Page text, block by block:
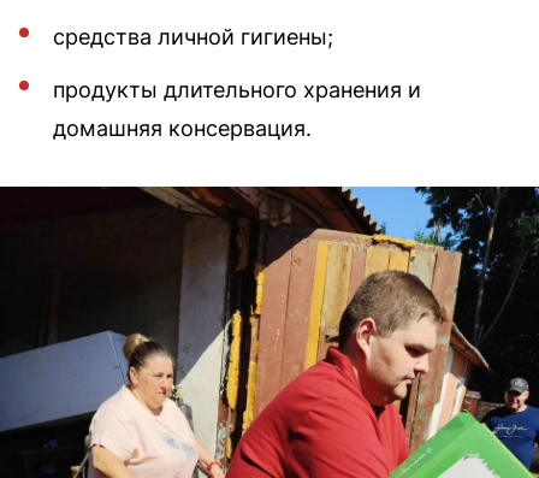
средства личной гигиены;
продукты длительного хранения и
домашняя консервация.